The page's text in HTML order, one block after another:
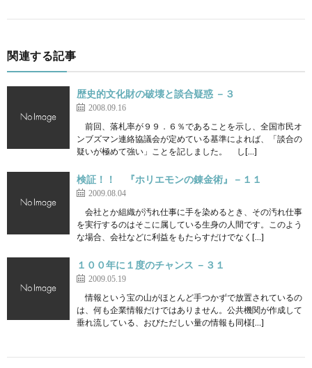
関連する記事
歴史的文化財の破壊と談合疑惑 －３
2008.09.16
前回、落札率が９９．６％であることを示し、全国市民オ
ンブズマン連絡協議会が定めている基準によれば、「談合の
疑いが極めて強い」ことを記しました。 し[…]
検証！！ 『ホリエモンの錬金術』－１１
2009.08.04
会社とか組織が汚れ仕事に手を染めるとき、その汚れ仕事
を実行するのはそこに属している生身の人間です。このよう
な場合、会社などに利益をもたらすだけでなく[…]
１００年に１度のチャンス －３１
2009.05.19
情報という宝の山がほとんど手つかずで放置されているの
は、何も企業情報だけではありません。公共機関が作成して
垂れ流している、おびただしい量の情報も同様[…]